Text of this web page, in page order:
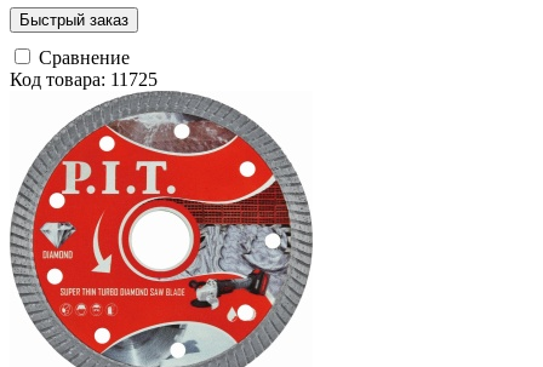
Быстрый заказ
Сравнение
Код товара: 11725